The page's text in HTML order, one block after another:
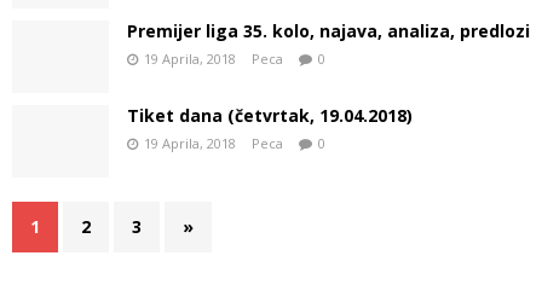
Premijer liga 35. kolo, najava, analiza, predlozi
19 Aprila, 2018 Peca 0
Tiket dana (četvrtak, 19.04.2018)
19 Aprila, 2018 Peca 0
1 2 3 »